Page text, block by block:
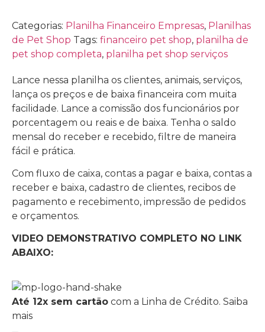
Categorias: Planilha Financeiro Empresas, Planilhas
de Pet Shop Tags: financeiro pet shop, planilha de
pet shop completa, planilha pet shop serviços
Lance nessa planilha os clientes, animais, serviços,
lança os preços e de baixa financeira com muita
facilidade. Lance a comissão dos funcionários por
porcentagem ou reais e de baixa. Tenha o saldo
mensal do receber e recebido, filtre de maneira
fácil e prática.
Com fluxo de caixa, contas a pagar e baixa, contas a
receber e baixa, cadastro de clientes, recibos de
pagamento e recebimento, impressão de pedidos
e orçamentos.
VIDEO DEMONSTRATIVO COMPLETO NO LINK
ABAIXO:
Até 12x sem cartão com a Linha de Crédito. Saiba
mais